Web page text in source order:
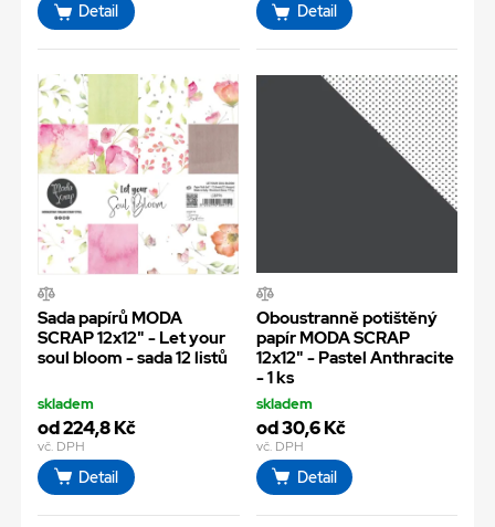
Detail Detail
Sada papírů MODA
SCRAP 12x12" - Let your
soul bloom - sada 12 listů
skladem
od 224,8 Kč
vč. DPH
Detail
Oboustranně potištěný
papír MODA SCRAP
12x12" - Pastel Anthracite
- 1 ks
skladem
od 30,6 Kč
vč. DPH
Detail